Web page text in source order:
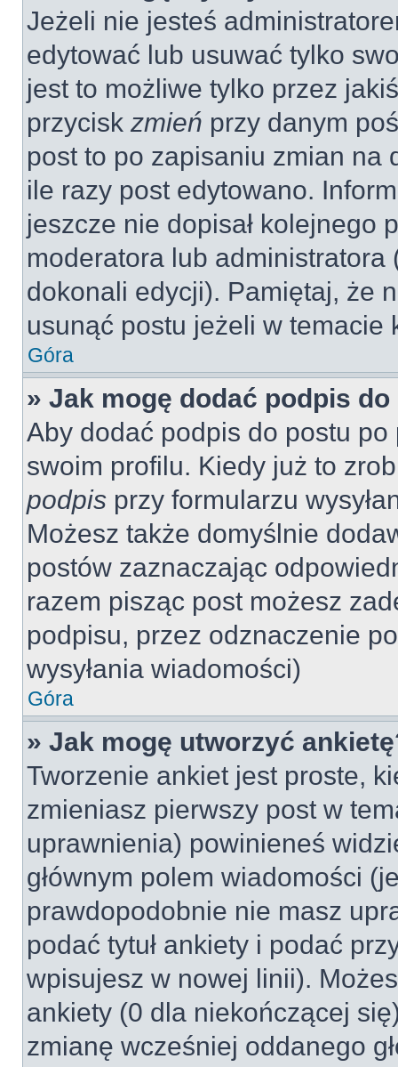
Jeżeli nie jesteś
edytować lub usuwać tylko
jest to możliwe tylko przez
przycisk zmień przy danym
post to po zapisaniu zmian na
ile razy post edytowano.
jeszcze nie dopisał kolejnego
moderatora lub
dokonali edycji). Pamiętaj, że
usunąć postu jeżeli w temacie
Góra
» Jak mogę dodać podpis
Aby dodać podpis do postu
swoim profilu. Kiedy już to
podpis przy formularzu
Możesz także domyślnie
postów zaznaczając
razem pisząc post możesz
podpisu, przez odznaczenie
wysyłania wiadomości)
Góra
» Jak mogę utworzyć
Tworzenie ankiet jest proste,
zmieniasz pierwszy post w
uprawnienia) powinieneś
głównym polem wiadomości
prawdopodobnie nie masz
podać tytuł ankiety i podać
wpisujesz w nowej linii).
ankiety (0 dla niekończącej
zmianę wcześniej oddanego